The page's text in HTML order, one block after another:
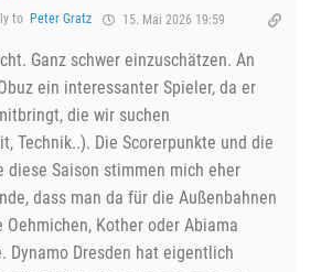
to Peter Gratz 15. Mai 2026 19:59
Ganz schwer einzuschätzen. An
ein interessanter Spieler, da er
die wir suchen
Technik..). Die Scorerpunkte und die
diese Saison stimmen mich eher
dass man da für die Außenbahnen
Oehmichen, Kother oder Abiama
Dynamo Dresden hat eigentlich